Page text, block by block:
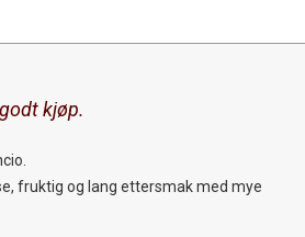
kjøp.
fruktig og lang ettersmak med mye